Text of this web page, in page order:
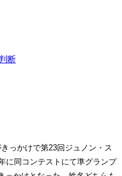
断
っかけで第23回ジュノン・ス
に同コンテストにて準グランプ